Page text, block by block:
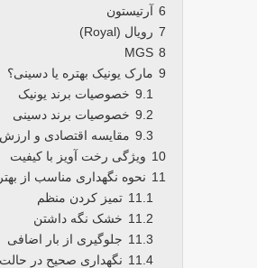
6 آرتیستون
7 رویال (Royal)
8
MGS
9 مارک یونیک بهتره یا دسینی؟
9.1 خصوصیات برند یونیک
9.2 خصوصیات برند دسینی
9.3 مقایسه اقتصادی و
10 ویژگی رخت آویز با کیفیت
11 نحوه نگهداری مناسب از
11.1 تمیز کردن منظم
11.2 خشک نگه داشتن
11.3 جلوگیری از بار اضافی
11.4 نگهداری صحیح در